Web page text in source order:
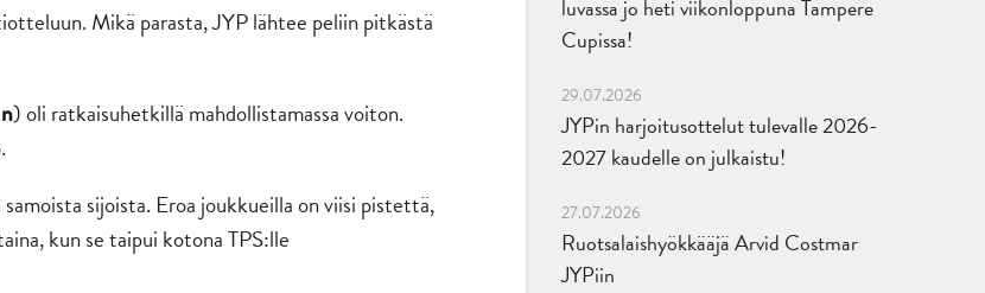
Mikä parasta, JYP lähtee peliin pitkästä
) oli ratkaisuhetkillä mahdollistamassa voiton.
sijoista. Eroa joukkueilla on viisi pistettä,
kun se taipui kotona TPS:lle
luvassa jo heti viikonloppuna Tampere
Cupissa!
29.07.2026
JYPin harjoitusottelut tulevalle 2026-
2027 kaudelle on julkaistu!
27.07.2026
Ruotsalaishyökkääjä Arvid Costmar
JYPiin